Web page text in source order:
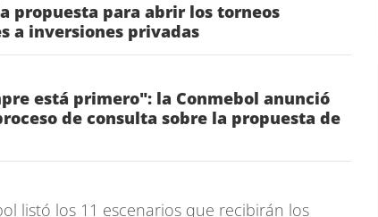
propuesta para abrir los torneos
a inversiones privadas
está primero": la Conmebol anunció
de consulta sobre la propuesta de
listó los 11 escenarios que recibirán los